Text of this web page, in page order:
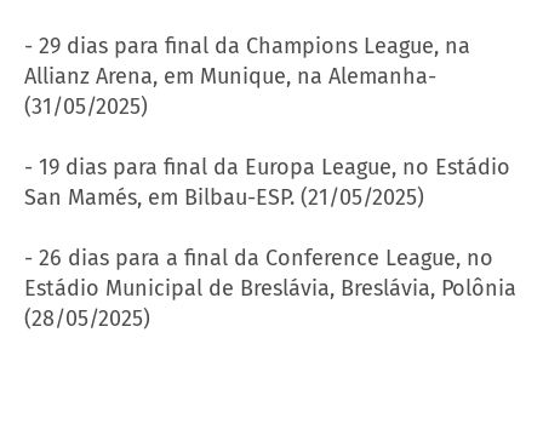
- 29 dias para final da Champions League, na
Allianz Arena, em Munique, na Alemanha-
(31/05/2025)
- 19 dias para final da Europa League, no Estádio
San Mamés, em Bilbau-ESP. (21/05/2025)
- 26 dias para a final da Conference League, no
Estádio Municipal de Breslávia, Breslávia, Polônia
(28/05/2025)